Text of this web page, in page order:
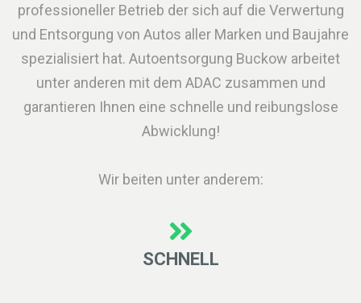
professioneller Betrieb der sich auf die Verwertung
und Entsorgung von Autos aller Marken und Baujahre
spezialisiert hat. Autoentsorgung Buckow arbeitet
unter anderen mit dem ADAC zusammen und
garantieren Ihnen eine schnelle und reibungslose
Abwicklung!
Wir beiten unter anderem:
SCHNELL